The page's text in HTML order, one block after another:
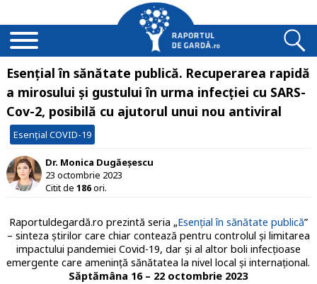
Esențial în sănătate publică. Recuperarea rapidă
a mirosului şi gustului în urma infecţiei cu SARS-
Cov-2, posibilă cu ajutorul unui nou antiviral
Esențial COVID-19
Dr. Monica Dugăeșescu
23 octombrie 2023
Citit de 186ori.
Raportuldegardă.ro prezintă seria „Esențial în sănătate publică”
– sinteza știrilor care chiar contează pentru controlul și limitarea
impactului pandemiei Covid-19, dar și al altor boli infecțioase
emergente care amenință sănătatea la nivel local și internațional.
Săptămâna 16 – 22 octombrie 2023